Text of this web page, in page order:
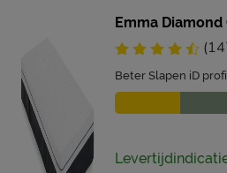
Emma
Beter Slapen iD